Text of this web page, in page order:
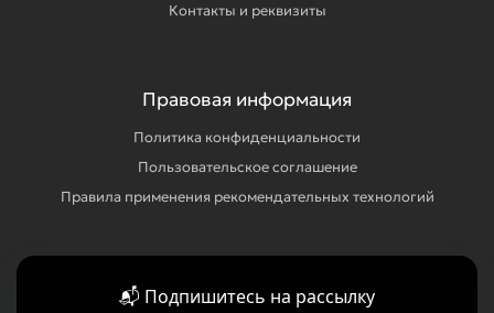
Контакты и реквизиты
Правовая информация
Политика конфиденциальности
Пользовательское соглашение
Правила применения рекомендательных технологий
📬 Подпишитесь на рассылку